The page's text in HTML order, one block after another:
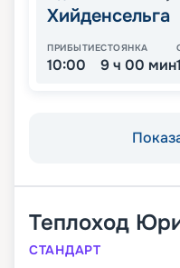
Хийденсельга
ПРИБЫТИЕ
10:00
СТОЯНКА
9 ч 00 мин
Теплоход
СТАНДАРТ